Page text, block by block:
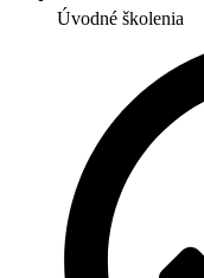
Úvodné školenia